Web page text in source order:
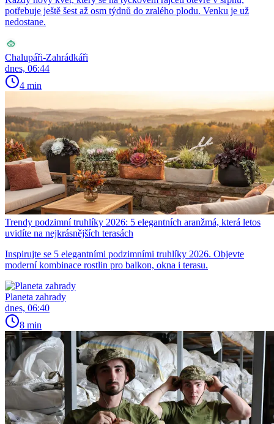
potřebuje ještě šest až osm týdnů do zralého plodu. Venku je už
nedostane.
Chalupáři-Zahrádkáři
dnes, 06:44
4 min
Trendy podzimní truhlíky 2026: 5 elegantních aranžmá, která letos
uvidíte na nejkrásnějších terasách
Inspirujte se 5 elegantními podzimními truhlíky 2026. Objevte
moderní kombinace rostlin pro balkon, okna i terasu.
Planeta zahrady
dnes, 06:40
8 min